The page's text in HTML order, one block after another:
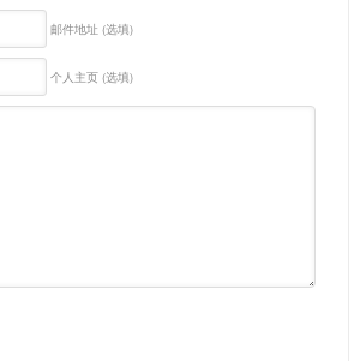
邮件地址 (选填)
个人主页 (选填)